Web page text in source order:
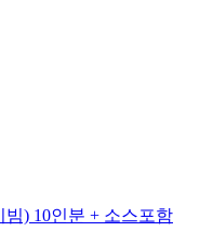
) 10인분 + 소스포함